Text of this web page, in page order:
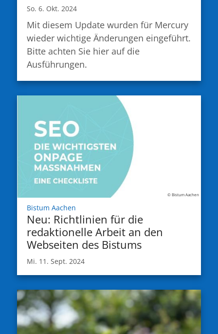
So. 6. Okt. 2024
Mit diesem Update wurden für Mercury
wieder wichtige Änderungen eingeführt.
Bitte achten Sie hier auf die
Ausführungen.
© Bistum Aachen
Bistum Aachen
Neu: Richtlinien für die
redaktionelle Arbeit an den
Webseiten des Bistums
Mi. 11. Sept. 2024